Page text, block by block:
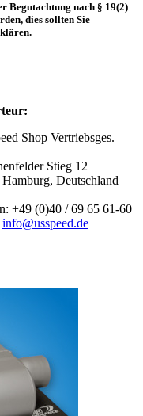
Begutachtung nach § 19(2)
dies sollten Sie
Shop Vertriebsges.
Stieg 12
Hamburg, Deutschland
+49 (0)40 / 69 65 61-60
info@usspeed.de